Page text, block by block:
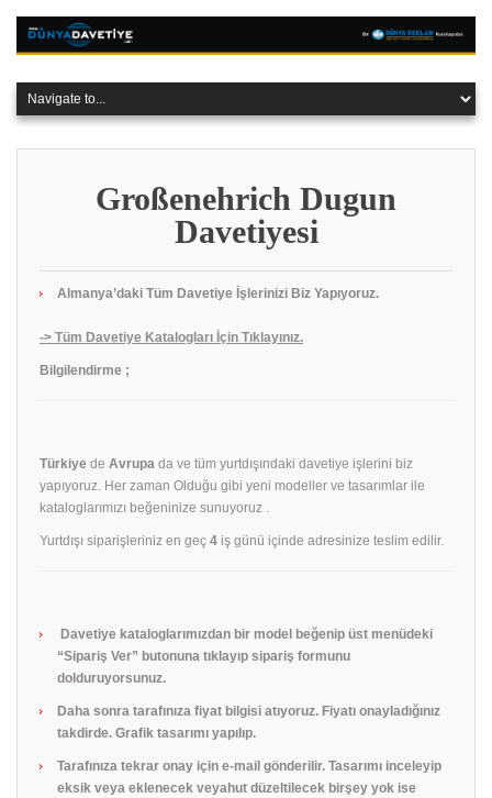
Großenehrich Dugun
Davetiyesi
Almanya’daki Tüm Davetiye İşlerinizi Biz Yapıyoruz.
-> Tüm Davetiye Katalogları İçin Tıklayınız.
Bilgilendirme ;
Türkiye de Avrupa da ve tüm yurtdışındaki davetiye işlerini biz
yapıyoruz. Her zaman Olduğu gibi yeni modeller ve tasarımlar ile
kataloglarımızı beğeninize sunuyoruz .
Yurtdışı siparişleriniz en geç 4 iş günü içinde adresinize teslim edilir.
Davetiye kataloglarımızdan bir model beğenip üst menüdeki
“Sipariş Ver” butonuna tıklayıp sipariş formunu
dolduruyorsunuz.
Daha sonra tarafınıza fiyat bilgisi atıyoruz. Fiyatı onayladığınız
takdirde. Grafik tasarımı yapılıp.
Tarafınıza tekrar onay için e-mail gönderilir. Tasarımı inceleyip
eksik veya eklenecek veyahut düzeltilecek birşey yok ise